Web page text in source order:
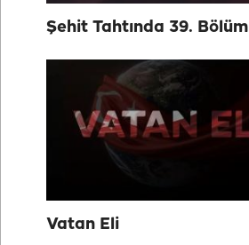
Şehit Tahtında 39. Bölüm
Vatan Eli